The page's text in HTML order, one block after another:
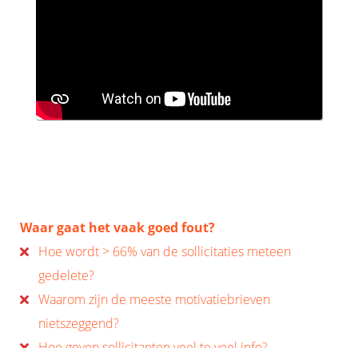
Waar gaat het vaak goed fout?
Hoe wordt > 66% van de sollicitaties meteen
gedelete?
Waarom zijn de meeste motivatiebrieven
nietszeggend?